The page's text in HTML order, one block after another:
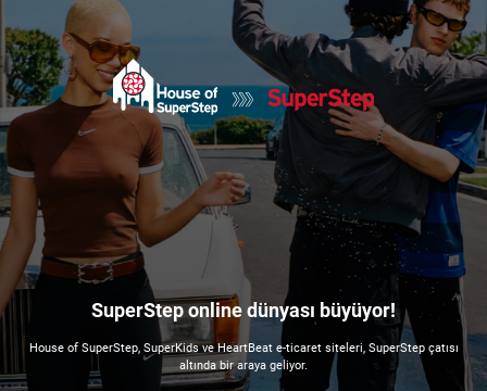
SuperStep online dünyası büyüyor!
House of SuperStep, SuperKids ve HeartBeat e-ticaret siteleri, SuperStep çatısı
altında bir araya geliyor.